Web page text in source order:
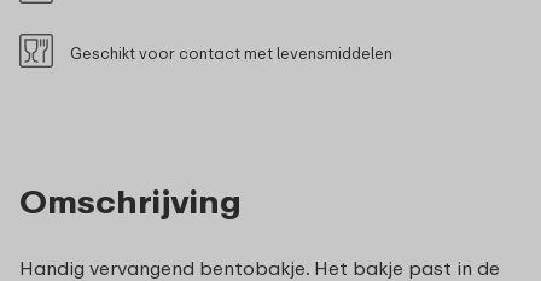
Omschrijving
Handig vervangend bentobakje. Het bakje past in de
Geschikt voor contact met levensmiddelen